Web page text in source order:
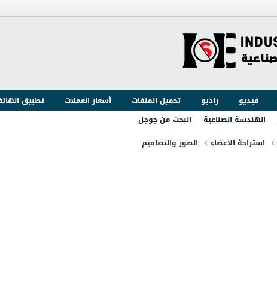
فيديو راديو تحميل الملفات أسعار العملات تطبيق
الهندسة الصناعية
البحث من جوجل
استراحة الاعضاء الصور والتصاميم